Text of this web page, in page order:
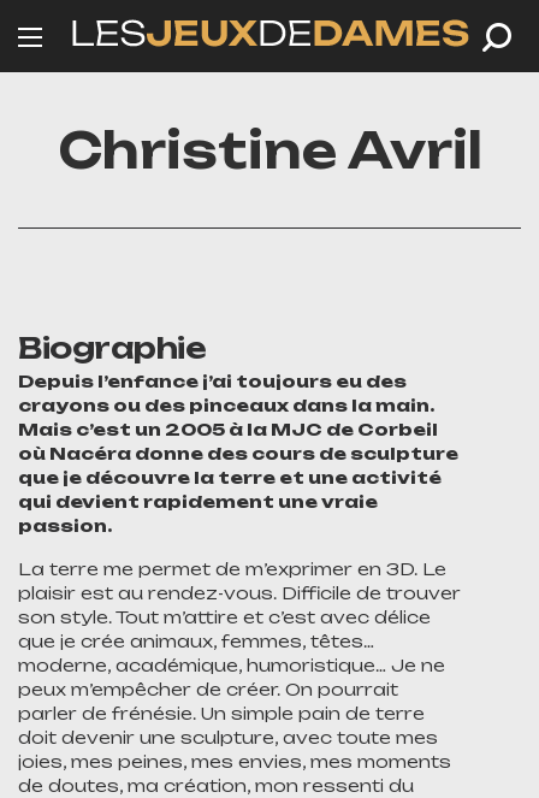
Christine Avril
Biographie
Depuis l’enfance j’ai toujours eu des
crayons ou des pinceaux dans la main.
Mais c’est un 2005 à la MJC de Corbeil
où Nacéra donne des cours de sculpture
que je découvre la terre et une activité
qui devient rapidement une vraie
passion.
La terre me permet de m’exprimer en 3D. Le
plaisir est au rendez-vous. Difficile de trouver
son style. Tout m’attire et c’est avec délice
que je crée animaux, femmes, têtes…
moderne, académique, humoristique… Je ne
peux m’empêcher de créer. On pourrait
parler de frénésie. Un simple pain de terre
doit devenir une sculpture, avec toute mes
joies, mes peines, mes envies, mes moments
de doutes, ma création, mon ressenti du